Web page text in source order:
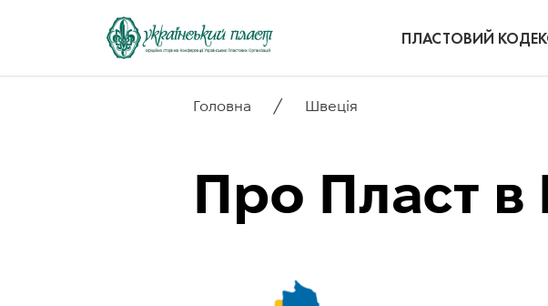
ПЛАСТОВИЙ
Головна / Швеція
Про Пласт в